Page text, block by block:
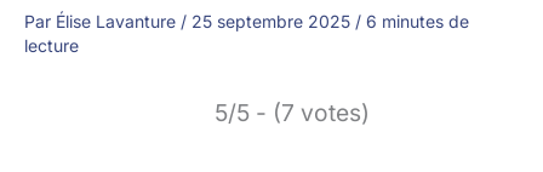
Par Élise Lavanture / 25 septembre 2025 / 6 minutes de
lecture
5/5 - (7 votes)